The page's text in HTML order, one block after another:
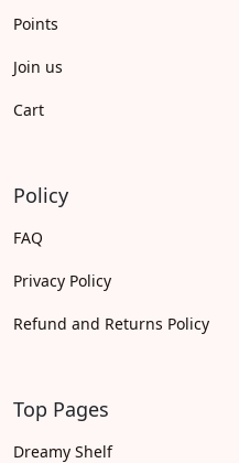
Points
Join us
Cart
Policy
FAQ
Privacy Policy
Refund and Returns Policy
Top Pages
Dreamy Shelf